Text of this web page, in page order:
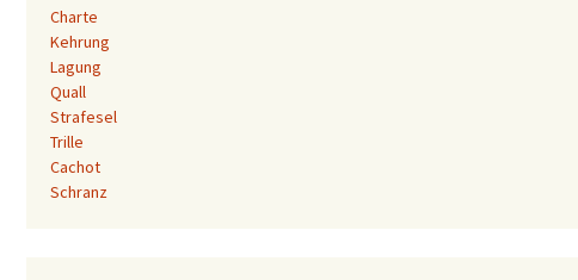
Charte
Kehrung
Lagung
Quall
Strafesel
Trille
Cachot
Schranz